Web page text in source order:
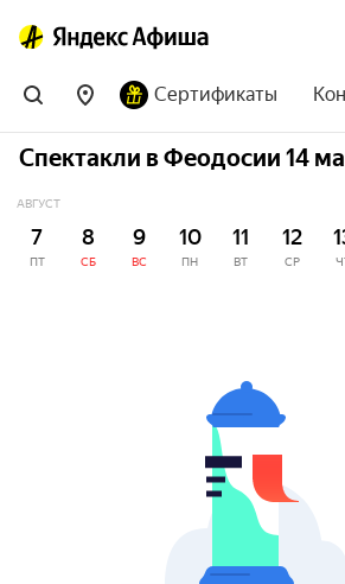
Сертификаты
Спектакли в Феодосии 14
АВГУСТ
7
ПТ
8
СБ
9
ВС
10
ПН
11
ВТ
12
СР